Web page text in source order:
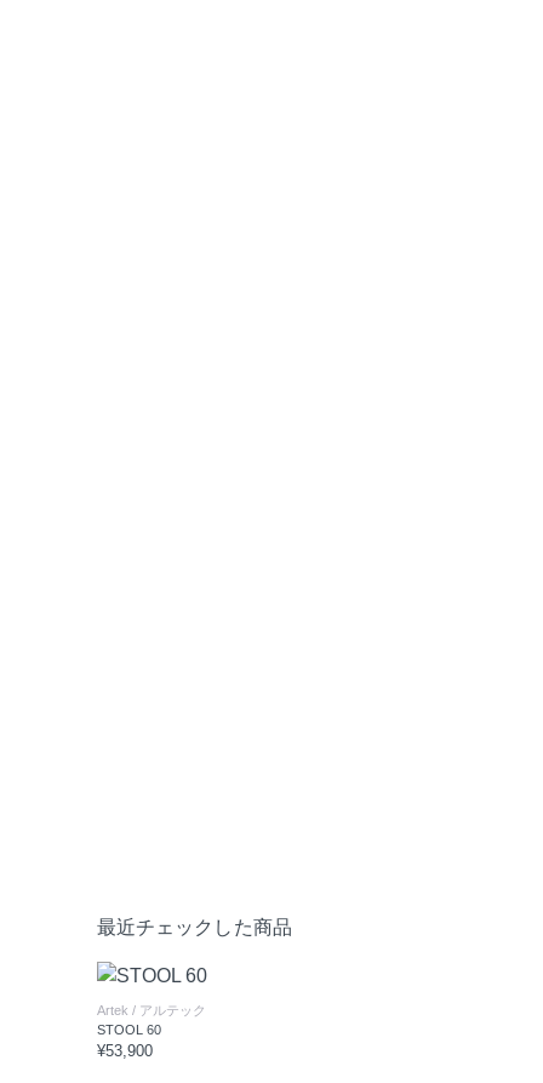
最近チェックした商品
Artek / アルテック
STOOL 60
¥53,900